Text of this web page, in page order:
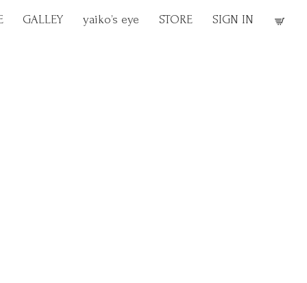
GALLEY yaiko’s eye STORE SIGN IN